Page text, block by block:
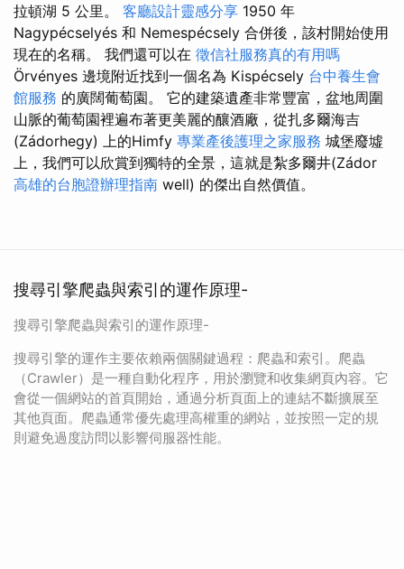
拉頓湖 5 公里。 客廳設計靈感分享 1950 年
Nagypécselyés 和 Nemespécsely 合併後，該村開始使用
現在的名稱。 我們還可以在 徵信社服務真的有用嗎
Örvényes 邊境附近找到一個名為 Kispécsely 台中養生會
館服務 的廣闊葡萄園。 它的建築遺產非常豐富，盆地周圍
山脈的葡萄園裡遍布著更美麗的釀酒廠，從扎多爾海吉
(Zádorhegy) 上的Himfy 專業產後護理之家服務 城堡廢墟
上，我們可以欣賞到獨特的全景，這就是紮多爾井(Zádor
高雄的台胞證辦理指南 well) 的傑出自然價值。
搜尋引擎爬蟲與索引的運作原理-
搜尋引擎爬蟲與索引的運作原理-
搜尋引擎的運作主要依賴兩個關鍵過程：爬蟲和索引。爬蟲
（Crawler）是一種自動化程序，用於瀏覽和收集網頁內容。它
會從一個網站的首頁開始，通過分析頁面上的連結不斷擴展至
其他頁面。爬蟲通常優先處理高權重的網站，並按照一定的規
則避免過度訪問以影響伺服器性能。